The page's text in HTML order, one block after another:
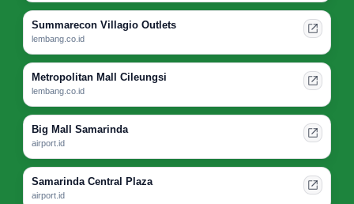
Summarecon Villagio Outlets
lembang.co.id
Metropolitan Mall Cileungsi
lembang.co.id
Big Mall Samarinda
airport.id
Samarinda Central Plaza
airport.id